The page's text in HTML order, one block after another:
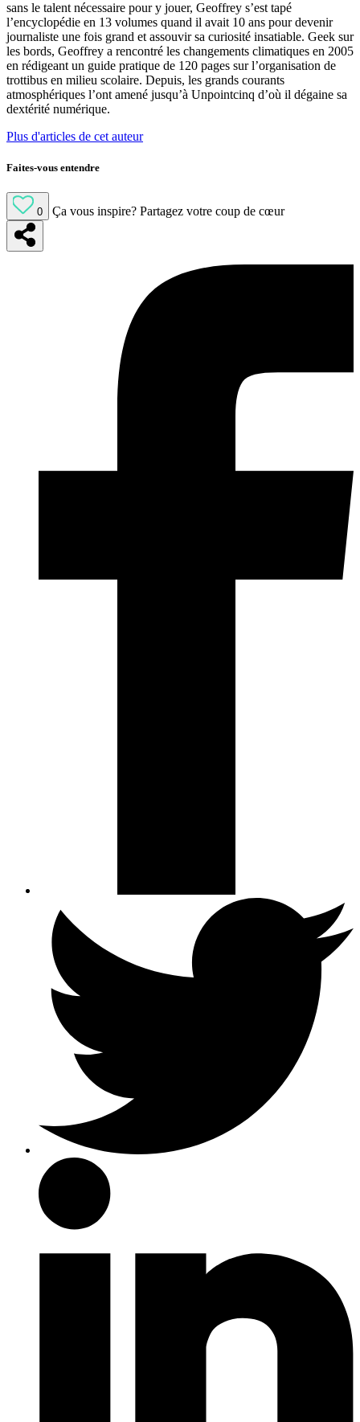
sans le talent nécessaire pour y jouer, Geoffrey s’est tapé
l’encyclopédie en 13 volumes quand il avait 10 ans pour devenir
journaliste une fois grand et assouvir sa curiosité insatiable. Geek sur
les bords, Geoffrey a rencontré les changements climatiques en 2005
en rédigeant un guide pratique de 120 pages sur l’organisation de
trottibus en milieu scolaire. Depuis, les grands courants
atmosphériques l’ont amené jusqu’à Unpointcinq d’où il dégaine sa
dextérité numérique.
Plus d'articles de cet auteur
Faites-vous entendre
0 Ça vous inspire? Partagez votre coup de cœur